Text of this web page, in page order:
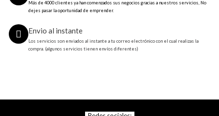
a
r
a
.
9
e
$
4
0
.
Más de 4000 clientes ya han comenzados sus negocios gracias a nuestros servicios, No
dejes pasar la oportunidad de emprender.
Envio al instante
Los servicios son enviados al instante a tu correo electrónico con el cual realizas la
compra. (algunos servicios tienen envíos diferentes)